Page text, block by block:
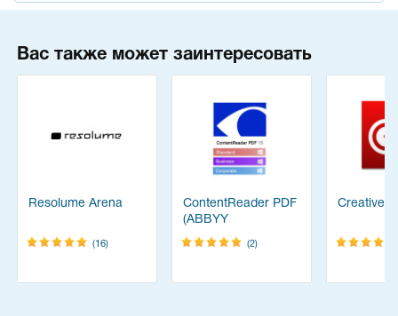
Вас также может заинтересовать
Resolume Arena
(16)
ContentReader PDF
(ABBYY
FineReader)
(2)
Creative